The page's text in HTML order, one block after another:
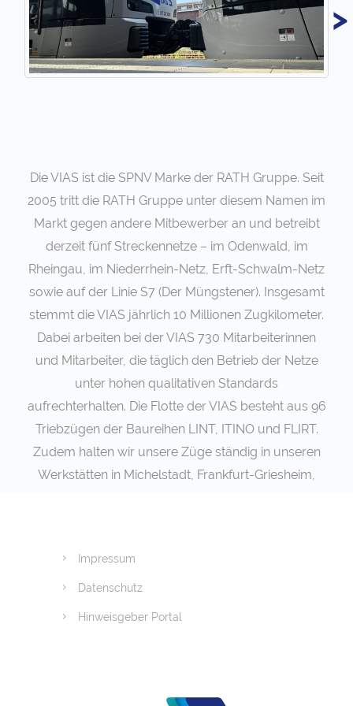
>
Die VIAS ist die SPNV Marke der RATH Gruppe. Seit
2005 tritt die RATH Gruppe unter diesem Namen im
Markt gegen andere Mitbewerber an und betreibt
derzeit fünf Streckennetze – im Odenwald, im
Rheingau, im Niederrhein-Netz, Erft-Schwalm-Netz
sowie auf der Linie S7 (Der Müngstener). Insgesamt
stemmt die VIAS jährlich 10 Millionen Zugkilometer.
Dabei arbeiten bei der VIAS 730 Mitarbeiterinnen
und Mitarbeiter, die täglich den Betrieb der Netze
unter hohen qualitativen Standards
aufrechterhalten. Die Flotte der VIAS besteht aus 96
Triebzügen der Baureihen LINT, ITINO und FLIRT.
Zudem halten wir unsere Züge ständig in unseren
Werkstätten in Michelstadt, Frankfurt-Griesheim,
Impressum
Datenschutz
Hinweisgeber Portal